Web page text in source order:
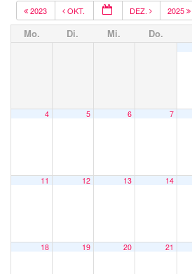
2023 OKT. DEZ. 2025
Mo. Di. Mi. Do.
4 5 6 7
11 12 13 14
18 19 20 21